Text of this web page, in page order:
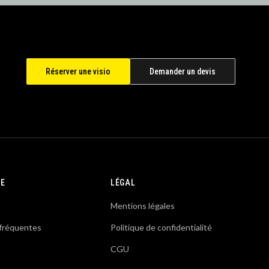
Réserver une visio Demander un devis
LÉGAL
Mentions légales
Politique de confidentialité
CGU